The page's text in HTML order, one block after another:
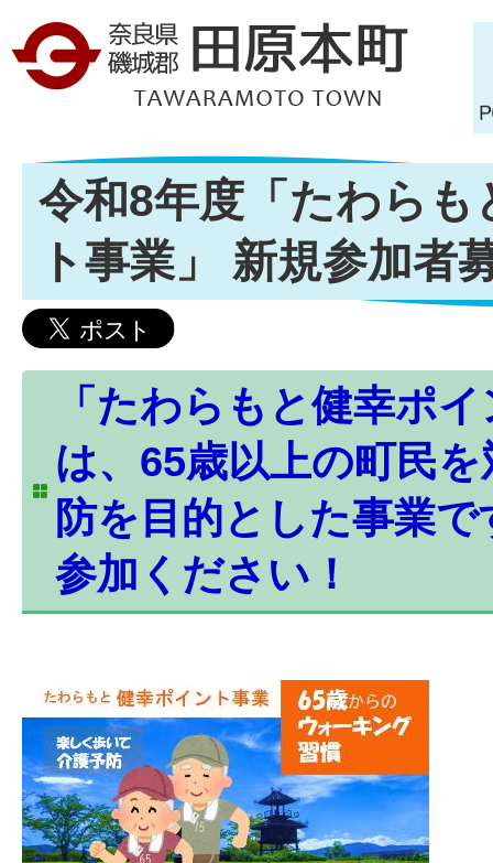
令和8年度「たわらも
ト事業」 新規参加者
「たわらもと健幸ポ
は、65歳以上の町民
防を目的とした事業
参加ください！